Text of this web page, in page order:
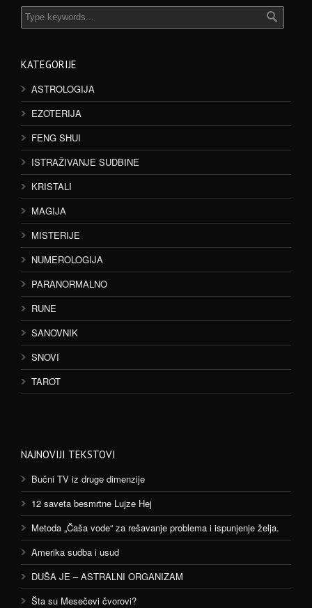
KATEGORIJE
ASTROLOGIJA
EZOTERIJA
FENG SHUI
ISTRAŽIVANJE SUDBINE
KRISTALI
MAGIJA
MISTERIJE
NUMEROLOGIJA
PARANORMALNO
RUNE
SANOVNIK
SNOVI
TAROT
NAJNOVIJI TEKSTOVI
Bučni TV iz druge dimenzije
12 saveta besmrtne Lujze Hej
Metoda „Čaša vode“ za rešavanje problema i ispunjenje želja.
Amerika sudba i usud
DUŠA JE – ASTRALNI ORGANIZAM
Šta su Mesečevi čvorovi?